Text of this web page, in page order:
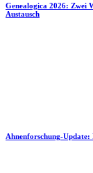
Genealogica 2026: Zwei
Austausch
Ahnenforschung-